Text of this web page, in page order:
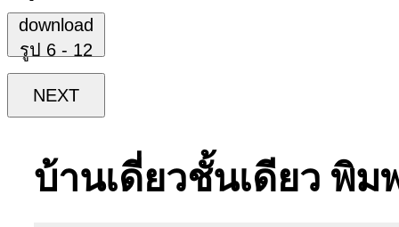
download
รูป 6 - 12
NEXT
บ้านเดี่ยวชั้นเดียว พิ